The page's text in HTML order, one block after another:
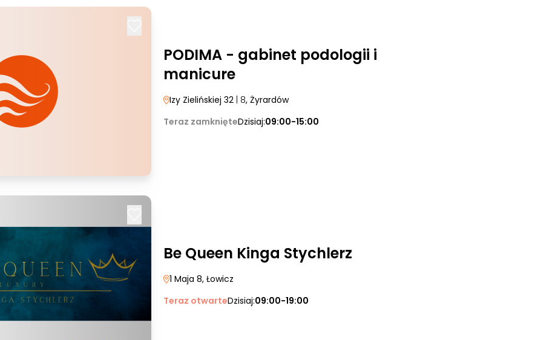
PODIMA - gabinet podologii i
manicure
Izy Zielińskiej 32 | 8, Żyrardów
Teraz zamknięteDzisiaj:09:00-15:00
Be Queen Kinga Stychlerz
1 Maja 8, Łowicz
Teraz otwarteDzisiaj:09:00-19:00